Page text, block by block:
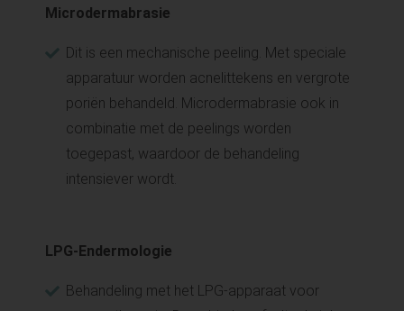
Microdermabrasie
Dit is een mechanische peeling. Met speciale
apparatuur worden acnelittekens en vergrote
poriën behandeld. Microdermabrasie ook in
combinatie met de peelings worden
toegepast, waardoor de behandeling
intensiever wordt.
LPG-Endermologie
Behandeling met het LPG-apparaat voor